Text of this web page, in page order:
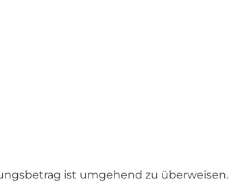
ist umgehend zu überweisen.